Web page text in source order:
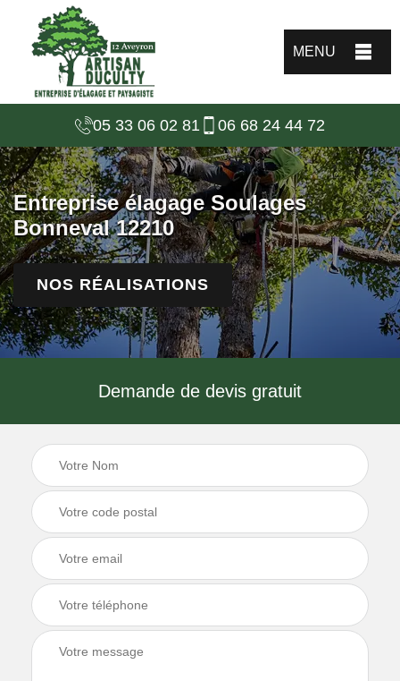
MENU
05 33 06 02 81 06 68 24 44 72
Entreprise élagage Soulages
Bonneval 12210
NOS RÉALISATIONS
Demande de devis gratuit